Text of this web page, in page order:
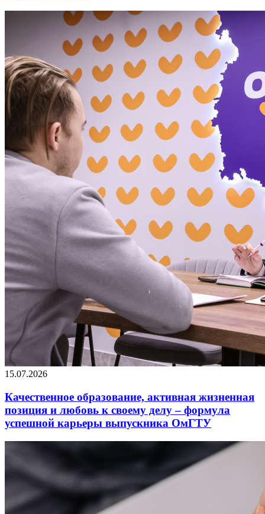
15.07.2026
Качественное образование, активная жизненная
позиция и любовь к своему делу – формула
успешной карьеры выпускника ОмГТУ